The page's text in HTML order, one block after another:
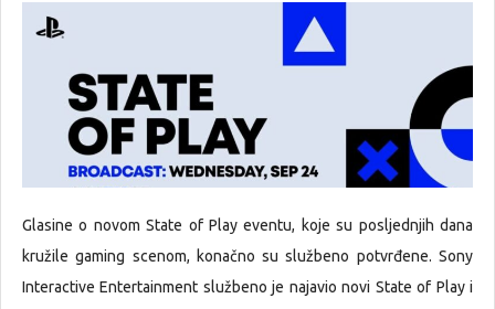
Glasine o novom State of Play eventu, koje su posljednjih dana
kružile gaming scenom, konačno su službeno potvrđene. Sony
Interactive Entertainment službeno je najavio novi State of Play i